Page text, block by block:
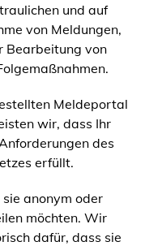
und auf
von Meldungen,
Bearbeitung von
Meldeportal
wir, dass Ihr
des
erfüllt.
anonym oder
möchten. Wir
dafür, dass sie